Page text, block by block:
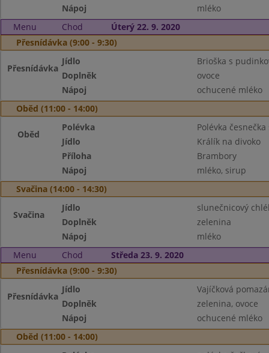
Nápoj
mléko
Menu
Chod
Úterý 22. 9. 2020
Přesnídávka (9:00 - 9:30)
Přesnídávka
Jídlo
Brioška s
Doplněk
ovoce
Nápoj
ochucené mléko
Oběd (11:00 - 14:00)
Oběd
Polévka
Polévka
Jídlo
Králík na divoko
Příloha
Brambory
Nápoj
mléko, sirup
Svačina (14:00 - 14:30)
Svačina
Jídlo
slunečnicový
Doplněk
zelenina
Nápoj
mléko
Menu
Chod
Středa 23. 9. 2020
Přesnídávka (9:00 - 9:30)
Přesnídávka
Jídlo
Vajíčková
Doplněk
zelenina, ovoce
Nápoj
ochucené mléko
Oběd (11:00 - 14:00)